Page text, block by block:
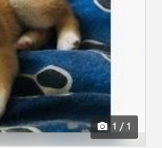
1 / 1